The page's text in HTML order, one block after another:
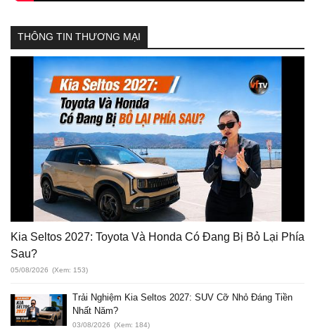
THÔNG TIN THƯƠNG MẠI
Kia Seltos 2027: Toyota Và Honda Có Đang Bị Bỏ Lại Phía
Sau?
05/08/2026 (Xem: 153)
Trải Nghiệm Kia Seltos 2027: SUV Cỡ Nhỏ Đáng Tiền
Nhất Năm?
03/08/2026 (Xem: 184)